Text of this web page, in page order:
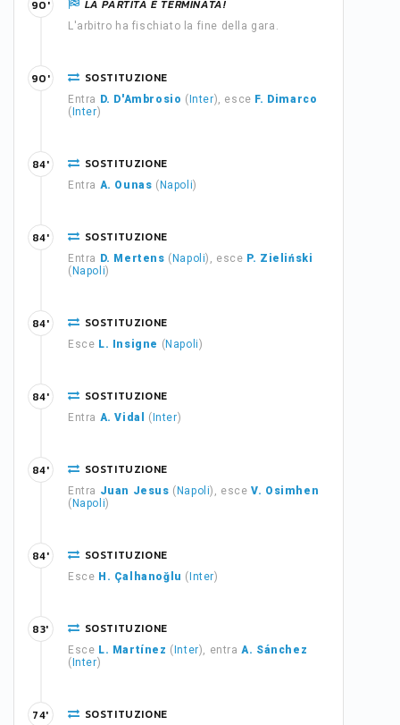
LA PARTITA È TERMINATA!
L'arbitro ha fischiato la fine della gara.
90'
SOSTITUZIONE
Entra D. D'Ambrosio ( Inter), esce F. Dimarco
( Inter)
90'
SOSTITUZIONE
Entra A. Ounas ( Napoli)
84'
SOSTITUZIONE
Entra D. Mertens ( Napoli), esce P. Zieliński
( Napoli)
84'
SOSTITUZIONE
Esce L. Insigne ( Napoli)
84'
SOSTITUZIONE
Entra A. Vidal ( Inter)
84'
SOSTITUZIONE
Entra Juan Jesus ( Napoli), esceV. Osimhen
( Napoli)
84'
SOSTITUZIONE
Esce H. Çalhanoğlu ( Inter)
84'
SOSTITUZIONE
Esce L. Martínez ( Inter), entraA. Sánchez
( Inter)
83'
SOSTITUZIONE
74'